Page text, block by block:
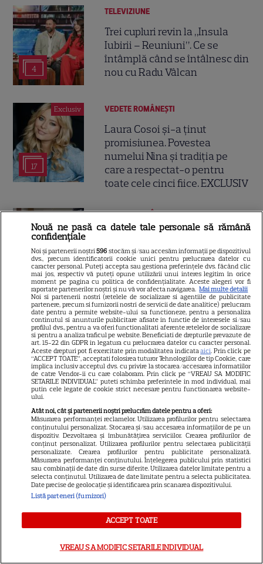
4
TELEVIZIUNE
Trei cupluri revin la „Insula
Iubirii – Reuniuni”. Ce se
întâmplă când se întâlnesc din
nou cu Radu Vâlcan
Exclusiv
17
VEDETE ROMÂNEŞTI
Laura Cosoi și-a ținut
promisiunea. Povestea
numelui Nina și tradiția pe
care a respectat-o pentru
toate cele cinci fiice. EXCLUSIV
29
VEDETE ROMÂNEŞTI
Laura Cosoi a devenit mamă
pentru a cincea oară. Prima
imagine cu fiica ei, Nina, și
povestea numelui ales. „Nu mă
satur să o privesc”
Despre Tvmania
Contact
Contacte televiziuni
Abonamente
Publicitate
Despre cookies
Politica de confidenţialitate
Sitemap
Nouă ne pasă ca datele tale personale să rămână
confidențiale
Noi și partenerii noștri596 stocăm și/sau accesăm informații pe dispozitivul
dvs., precum identificatorii cookie unici pentru prelucrarea datelor cu
caracter personal. Puteți accepta sau gestiona preferințele dvs. făcând clic
mai jos, respectiv vă puteți opune utilizării unui interes legitim în orice
moment pe pagina cu politica de confidențialitate. Aceste alegeri vor fi
raportate partenerilor noștri și nu vă vor afecta navigarea. Mai multe detalii
Noi si partenerii nostri (retelele de socializare si agentiile de publicitate
partenere, precum si furnizorii nostri de servicii de date analitice) prelucram
date pentru a permite website-ului sa functioneze, pentru a personaliza
continutul si anunturile publicitare afisate in functie de interesele si/sau
profilul dvs., pentru a va oferi functionalitati aferente retelelor de socializare
si pentru a analiza traficul pe website. Beneficiati de drepturile prevazute de
art. 15-22 din GDPR in legatura cu prelucrarea datelor cu caracter personal.
Aceste drepturi pot fi exercitate prin modalitatea indicataaici. Prin click pe
“ACCEPT TOATE”, acceptati folosirea tuturor Tehnologiilor de tip Cookie, care
implica inclusiv acceptul dvs. cu privire la stocarea/accesarea informatiilor
de catre Vendor-ii cu care colaboram. Prin click pe “VREAU SA MODIFIC
SETARILE INDIVIDUAL” puteti schimba preferintele in mod individual, mai
putin cele legate de cookie strict necesare pentru functionarea website-
ului.
Atât noi, cât și partenerii noștri prelucrăm datele pentru a oferi:
Măsurarea performanței reclamelor. Utilizarea profilurilor pentru selectarea
conținutului personalizat. Stocarea și/sau accesarea informațiilor de pe un
dispozitiv. Dezvoltarea și îmbunătățirea serviciilor. Crearea profilurilor de
conținut personalizat. Utilizarea profilurilor pentru selectarea publicității
personalizate. Crearea profilurilor pentru publicitate personalizată.
Măsurarea performanței conținutului. Înțelegerea publicului prin statistici
sau combinații de date din surse diferite. Utilizarea datelor limitate pentru a
selecta conținutul. Utilizarea de date limitate pentru a selecta publicitatea.
Date precise de geolocație și identificarea prin scanarea dispozitivului.
Listă parteneri (furnizori)
ACCEPT TOATE
VREAU SA MODIFIC SETARILE INDIVIDUAL